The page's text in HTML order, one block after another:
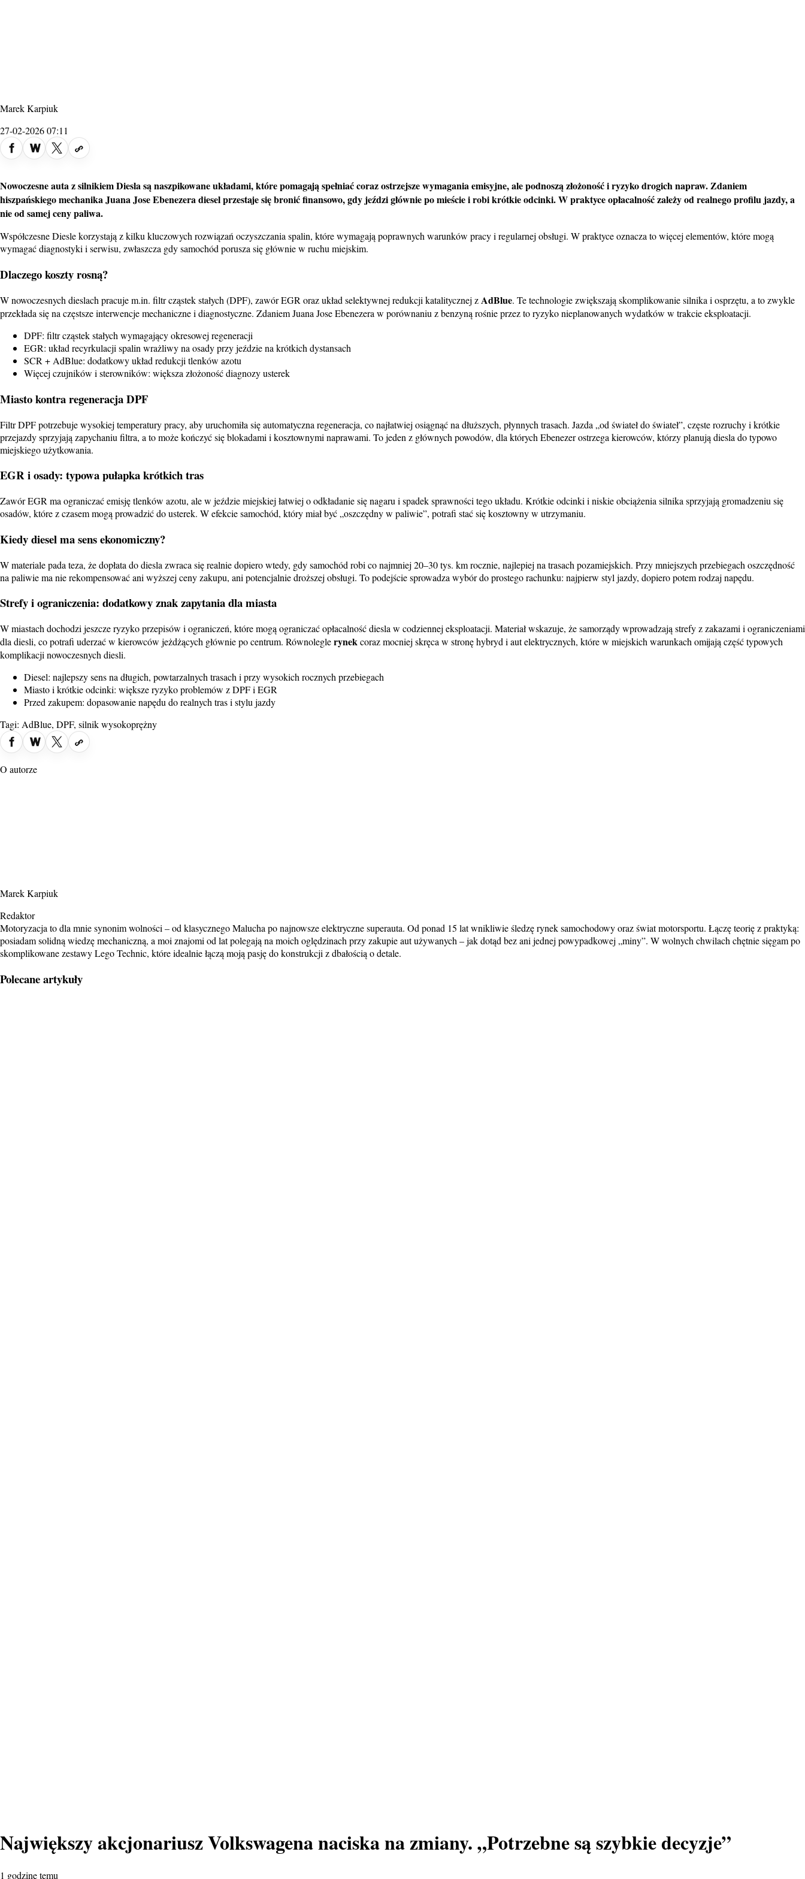
Marek Karpiuk
27-02-2026 07:11
Nowoczesne auta z silnikiemDieslasą naszpikowane układami, które pomagają spełniać coraz ostrzejsze wymagania emisyjne, ale podnoszą złożoność i ryzyko drogich napraw. Zdaniem
hiszpańskiego mechanika Juana Jose Ebenezera diesel przestaje się bronić finansowo, gdy jeździ głównie po mieście i robi krótkie odcinki. W praktyce opłacalność zależy od realnego profilu jazdy, a
nie od samejcenypaliwa.
Współczesne Diesle korzystają z kilku kluczowych rozwiązań oczyszczania spalin, które wymagają poprawnych warunków pracy i regularnej obsługi. W praktyce oznacza to więcej elementów, które mogą
wymagać diagnostyki i serwisu, zwłaszcza gdy samochód porusza się głównie w ruchu miejskim.
Dlaczego koszty rosną?
W nowoczesnych dieslach pracuje m.in. filtr cząstek stałych (DPF), zawór EGR oraz układ selektywnej redukcji katalitycznej zAdBlue. Te technologie zwiększają skomplikowanie silnika i osprzętu, a to zwykle
przekłada się na częstsze interwencje mechaniczne i diagnostyczne. Zdaniem Juana Jose Ebenezera w porównaniu z benzyną rośnie przez to ryzyko nieplanowanych wydatków w trakcie eksploatacji.
DPF: filtr cząstek stałych wymagający okresowej regeneracji
EGR: układ recyrkulacji spalin wrażliwy na osady przy jeździe na krótkich dystansach
SCR + AdBlue: dodatkowy układ redukcji tlenków azotu
Więcej czujników i sterowników: większa złożoność diagnozy usterek
Miasto kontra regeneracja DPF
Filtr DPF potrzebuje wysokiej temperatury pracy, aby uruchomiła się automatyczna regeneracja, co najłatwiej osiągnąć na dłuższych, płynnych trasach. Jazda „od świateł do świateł”, częste rozruchy i krótkie
przejazdy sprzyjają zapychaniu filtra, a to może kończyć się blokadami i kosztownymi naprawami. To jeden z głównych powodów, dla których Ebenezer ostrzega kierowców, którzy planują diesla do typowo
miejskiego użytkowania.
EGR i osady: typowa pułapka krótkich tras
Zawór EGR ma ograniczać emisję tlenków azotu, ale w jeździe miejskiej łatwiej o odkładanie się nagaru i spadek sprawności tego układu. Krótkie odcinki i niskie obciążenia silnika sprzyjają gromadzeniu się
osadów, które z czasem mogą prowadzić do usterek. W efekcie samochód, który miał być „oszczędny w paliwie”, potrafi stać się kosztowny w utrzymaniu.
Kiedy diesel ma sens ekonomiczny?
W materiale pada teza, że dopłata do diesla zwraca się realnie dopiero wtedy, gdy samochód robi co najmniej 20–30 tys. km rocznie, najlepiej na trasach pozamiejskich. Przy mniejszych przebiegach oszczędność
na paliwie ma nie rekompensować ani wyższej ceny zakupu, ani potencjalnie droższej obsługi. To podejście sprowadza wybór do prostego rachunku: najpierw styl jazdy, dopiero potem rodzaj napędu.
Strefy i ograniczenia: dodatkowy znak zapytania dla miasta
W miastach dochodzi jeszcze ryzyko przepisów i ograniczeń, które mogą ograniczać opłacalność diesla w codziennej eksploatacji. Materiał wskazuje, że samorządy wprowadzają strefy z zakazami i ograniczeniami
dla diesli, co potrafi uderzać w kierowców jeżdżących głównie po centrum. Równoleglerynekcoraz mocniej skręca w stronę hybryd i aut elektrycznych, które w miejskich warunkach omijają część typowych
komplikacji nowoczesnych diesli.
Diesel: najlepszy sens na długich, powtarzalnych trasach i przy wysokich rocznych przebiegach
Miasto i krótkie odcinki: większe ryzyko problemów z DPF i EGR
Przed zakupem: dopasowanie napędu do realnych tras i stylu jazdy
Tagi: AdBlue, DPF, silnik wysokoprężny
O autorze
Marek Karpiuk
Redaktor
Motoryzacja to dla mnie synonim wolności – od klasycznego Malucha po najnowsze elektryczne superauta. Od ponad 15 lat wnikliwie śledzę rynek samochodowy oraz świat motorsportu. Łączę teorię z praktyką:
posiadam solidną wiedzę mechaniczną, a moi znajomi od lat polegają na moich oględzinach przy zakupie aut używanych – jak dotąd bez ani jednej powypadkowej „miny”. W wolnych chwilach chętnie sięgam po
skomplikowane zestawy Lego Technic, które idealnie łączą moją pasję do konstrukcji z dbałością o detale.
Polecane artykuły
Największy akcjonariusz Volkswagena naciska na zmiany. „Potrzebne są szybkie decyzje”
1 godzinę temu